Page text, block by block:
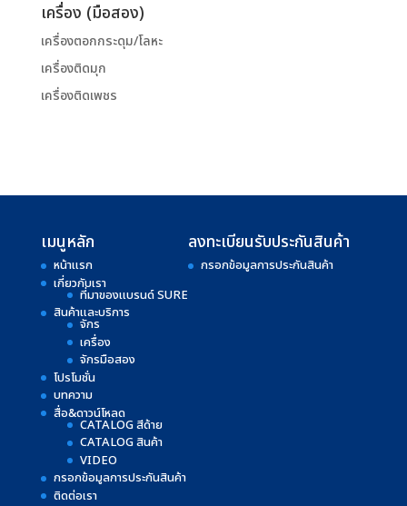
เครื่อง (มือสอง)
เครื่องตอกกระดุม/โลหะ
เครื่องติดมุก
เครื่องติดเพชร
เมนูหลัก
หน้าแรก
เกี่ยวกับเรา
ที่มาของแบรนด์ SURE
สินค้าและบริการ
จักร
เครื่อง
จักรมือสอง
โปรโมชั่น
บทความ
สื่อ&ดาวน์โหลด
CATALOG สีด้าย
CATALOG สินค้า
VIDEO
กรอกข้อมูลการประกันสินค้า
ติดต่อเรา
ลงทะเบียนรับประกันสินค้า
กรอกข้อมูลการประกันสินค้า